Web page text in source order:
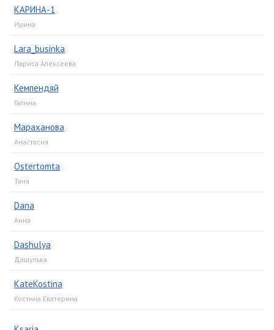
КАРИНА-1
Ирина
Lara_businka
Лариса Алексеева
Кемпендяй
Галина
Мараханова
Анастасия
Ostertomta
Таня
Dana
Анна
Dashulya
Дашулька
KateKostina
Костина Екатерина